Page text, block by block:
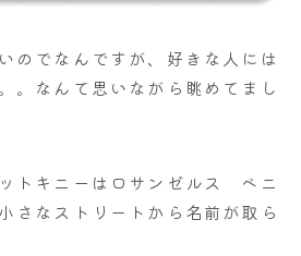
のでなんですが、好きな人には
。なんて思いながら眺めてまし
トキニーはロサンゼルス ベニ
さなストリートから名前が取ら